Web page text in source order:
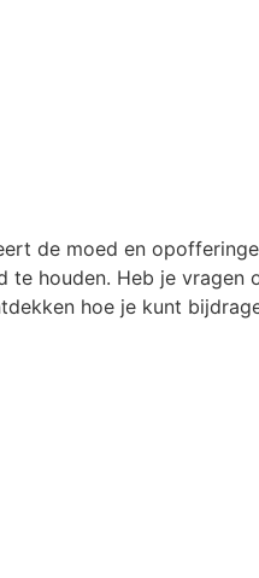
de moed en
te houden. Heb je
hoe je kunt